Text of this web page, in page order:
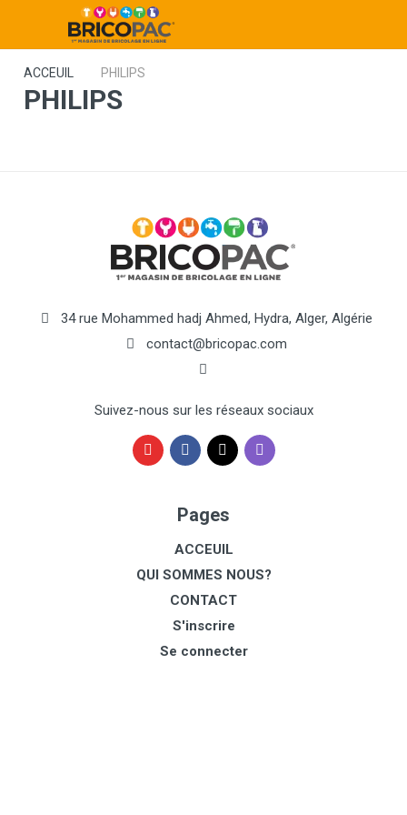
ACCEUIL PHILIPS
PHILIPS
34 rue Mohammed hadj Ahmed, Hydra, Alger, Algérie
contact@bricopac.com
Suivez-nous sur les réseaux sociaux
Pages
ACCEUIL
QUI SOMMES NOUS?
CONTACT
S'inscrire
Se connecter